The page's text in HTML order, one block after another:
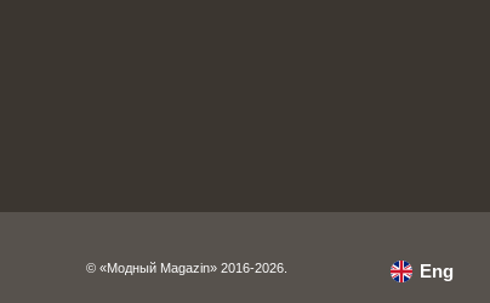
© «Модный Magazin» 2016-2026. Eng